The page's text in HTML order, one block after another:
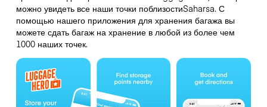
можно увидеть все наши точки поблизостиSaharsa. С
помощью нашего приложения для хранения багажа вы
можете сдать багаж на хранение в любой из более чем
1000 наших точек.